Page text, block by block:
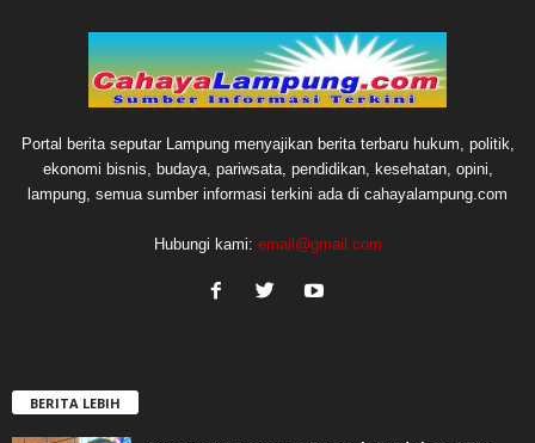
Portal berita seputar Lampung menyajikan berita terbaru hukum, politik,
ekonomi bisnis, budaya, pariwsata, pendidikan, kesehatan, opini,
lampung, semua sumber informasi terkini ada di cahayalampung.com
Hubungi kami: email@gmail.com
BERITA LEBIH